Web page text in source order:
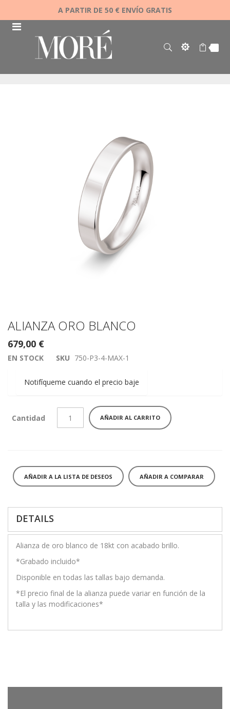
A PARTIR DE 50 € ENVÍO GRATIS
ALIANZA ORO BLANCO
679,00 €
EN STOCK SKU 750-P3-4-MAX-1
Notifíqueme cuando el precio baje
Cantidad AÑADIR AL CARRITO
AÑADIR A LA LISTA DE DESEOS AÑADIR A COMPARAR
Saltar
al
comienzo
de
DETAILS
Alianza de oro blanco de 18kt con acabado brillo.
*Grabado incluido*
Disponible en todas las tallas bajo demanda.
*El precio final de la alianza puede variar en función de la
talla y las modificaciones*